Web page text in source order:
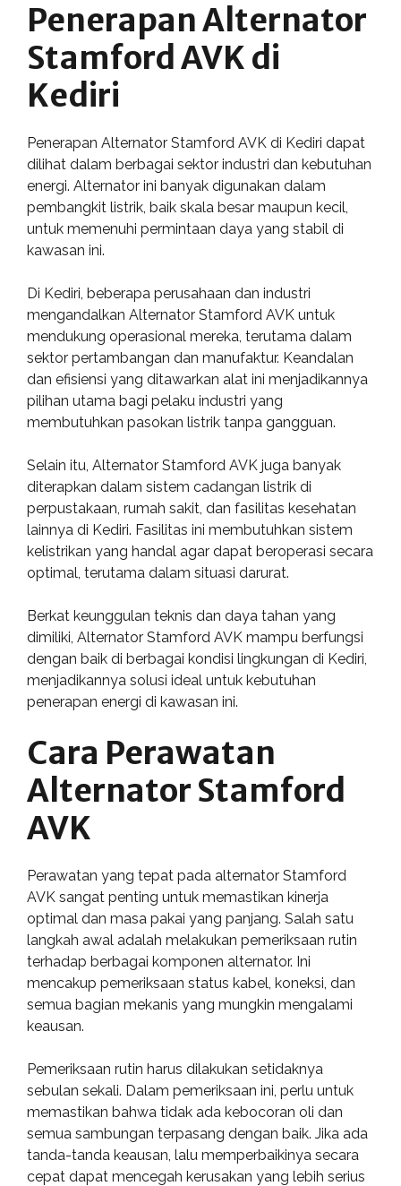
Penerapan Alternator
Stamford AVK di
Kediri
Penerapan Alternator Stamford AVK di Kediri dapat
dilihat dalam berbagai sektor industri dan kebutuhan
energi. Alternator ini banyak digunakan dalam
pembangkit listrik, baik skala besar maupun kecil,
untuk memenuhi permintaan daya yang stabil di
kawasan ini.
Di Kediri, beberapa perusahaan dan industri
mengandalkan Alternator Stamford AVK untuk
mendukung operasional mereka, terutama dalam
sektor pertambangan dan manufaktur. Keandalan
dan efisiensi yang ditawarkan alat ini menjadikannya
pilihan utama bagi pelaku industri yang
membutuhkan pasokan listrik tanpa gangguan.
Selain itu, Alternator Stamford AVK juga banyak
diterapkan dalam sistem cadangan listrik di
perpustakaan, rumah sakit, dan fasilitas kesehatan
lainnya di Kediri. Fasilitas ini membutuhkan sistem
kelistrikan yang handal agar dapat beroperasi secara
optimal, terutama dalam situasi darurat.
Berkat keunggulan teknis dan daya tahan yang
dimiliki, Alternator Stamford AVK mampu berfungsi
dengan baik di berbagai kondisi lingkungan di Kediri,
menjadikannya solusi ideal untuk kebutuhan
penerapan energi di kawasan ini.
Cara Perawatan
Alternator Stamford
AVK
Perawatan yang tepat pada alternator Stamford
AVK sangat penting untuk memastikan kinerja
optimal dan masa pakai yang panjang. Salah satu
langkah awal adalah melakukan pemeriksaan rutin
terhadap berbagai komponen alternator. Ini
mencakup pemeriksaan status kabel, koneksi, dan
semua bagian mekanis yang mungkin mengalami
keausan.
Pemeriksaan rutin harus dilakukan setidaknya
sebulan sekali. Dalam pemeriksaan ini, perlu untuk
memastikan bahwa tidak ada kebocoran oli dan
semua sambungan terpasang dengan baik. Jika ada
tanda-tanda keausan, lalu memperbaikinya secara
cepat dapat mencegah kerusakan yang lebih serius